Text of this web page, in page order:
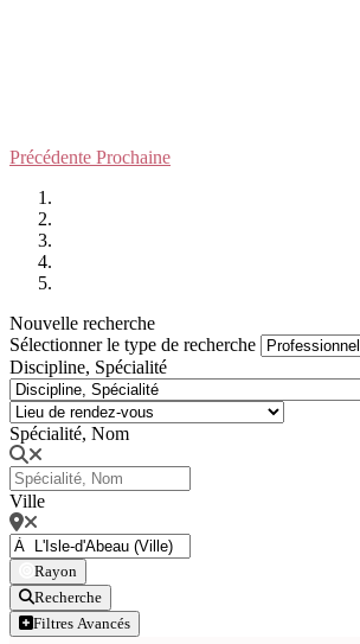
Précédente Prochaine
Nouvelle recherche
Sélectionner le type de recherche
Discipline, Spécialité
Spécialité, Nom
Ville
Rayon
Recherche
Filtres Avancés